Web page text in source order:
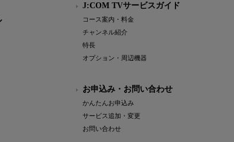
J:COM TVサービスガイド
コース案内・料金
チャンネル紹介
特長
オプション・周辺機器
お申込み・お問い合わせ
かんたんお申込み
サービス追加・変更
お問い合わせ